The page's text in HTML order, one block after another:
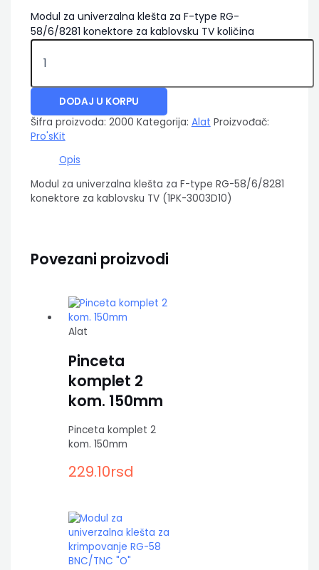
Modul za univerzalna klešta za F-type RG-
58/6/8281 konektore za kablovsku TV količina
DODAJ U KORPU
Šifra proizvoda: 2000 Kategorija: Alat Proizvođač:
Pro'sKit
Opis
Modul za univerzalna klešta za F-type RG-58/6/8281
konektore za kablovsku TV (1PK-3003D10)
Povezani proizvodi
Alat
Pinceta
komplet 2
kom. 150mm
Pinceta komplet 2
kom. 150mm
229.10rsd